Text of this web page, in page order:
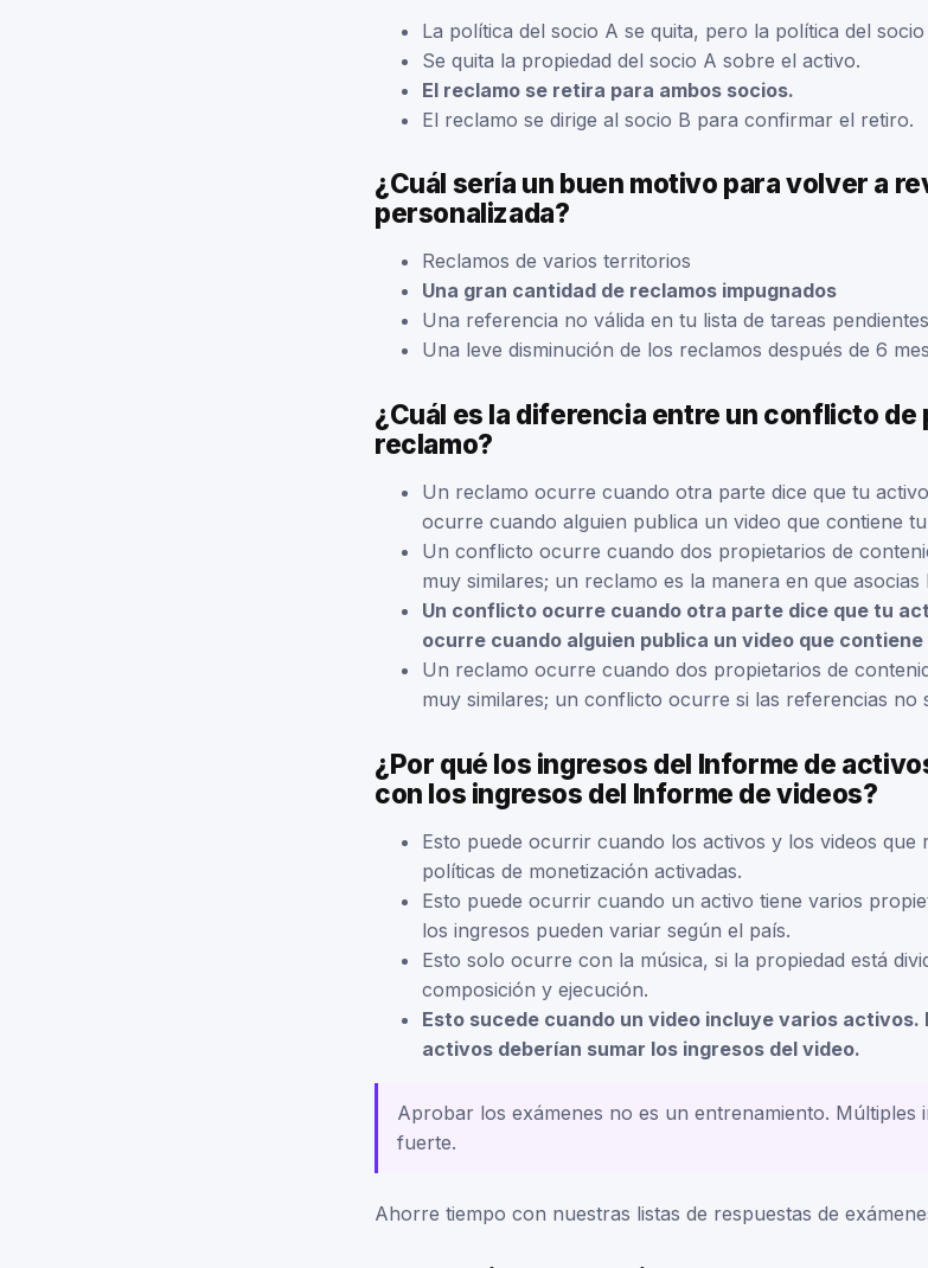
La política del socio A se quita, pero la política del
Se quita la propiedad del socio A sobre el activo.
El reclamo se retira para ambos socios.
El reclamo se dirige al socio B para confirmar el retiro.
¿Cuál sería un buen motivo para volver a
personalizada?
Reclamos de varios territorios
Una gran cantidad de reclamos impugnados
Una referencia no válida en tu lista de tareas pendientes
Una leve disminución de los reclamos después de 6
¿Cuál es la diferencia entre un conflicto de
reclamo?
Un reclamo ocurre cuando otra parte dice que tu
ocurre cuando alguien publica un video que contiene
Un conflicto ocurre cuando dos propietarios de
muy similares; un reclamo es la manera en que
Un conflicto ocurre cuando otra parte dice que tu
ocurre cuando alguien publica un video que
Un reclamo ocurre cuando dos propietarios de
muy similares; un conflicto ocurre si las referencias no
¿Por qué los ingresos del Informe de
con los ingresos del Informe de videos?
Esto puede ocurrir cuando los activos y los videos que
políticas de monetización activadas.
Esto puede ocurrir cuando un activo tiene varios
los ingresos pueden variar según el país.
Esto solo ocurre con la música, si la propiedad está
composición y ejecución.
Esto sucede cuando un video incluye varios activos.
activos deberían sumar los ingresos del video.
Aprobar los exámenes no es un entrenamiento. Múltiples
fuerte.
Ahorre tiempo con nuestras listas de respuestas de